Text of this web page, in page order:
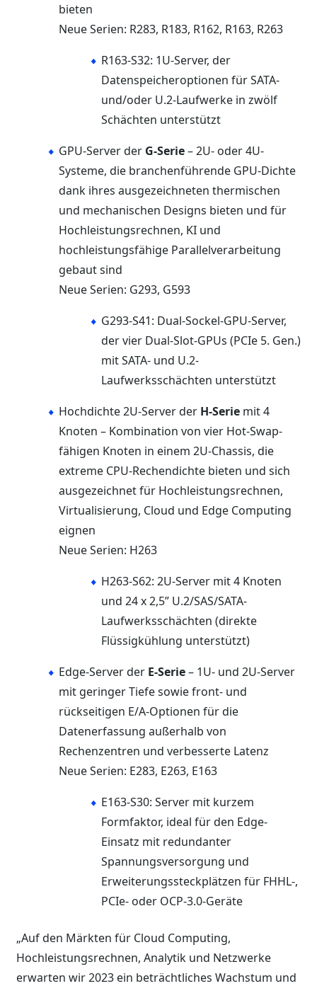
bieten
Neue Serien: R283, R183, R162, R163, R263
R163-S32: 1U-Server, der
Datenspeicheroptionen für SATA-
und/oder U.2-Laufwerke in zwölf
Schächten unterstützt
GPU-Server der G-Serie– 2U- oder 4U-
Systeme, die branchenführende GPU-Dichte
dank ihres ausgezeichneten thermischen
und mechanischen Designs bieten und für
Hochleistungsrechnen, KI und
hochleistungsfähige Parallelverarbeitung
gebaut sind
Neue Serien: G293, G593
G293-S41: Dual-Sockel-GPU-Server,
der vier Dual-Slot-GPUs (PCIe 5. Gen.)
mit SATA- und U.2-
Laufwerksschächten unterstützt
Hochdichte 2U-Server der H-Serie mit 4
Knoten – Kombination von vier Hot-Swap-
fähigen Knoten in einem 2U-Chassis, die
extreme CPU-Rechendichte bieten und sich
ausgezeichnet für Hochleistungsrechnen,
Virtualisierung, Cloud und Edge Computing
eignen
Neue Serien: H263
H263-S62: 2U-Server mit 4 Knoten
und 24 x 2,5” U.2/SAS/SATA-
Laufwerksschächten (direkte
Flüssigkühlung unterstützt)
Edge-Server der E-Serie– 1U- und 2U-Server
mit geringer Tiefe sowie front- und
rückseitigen E/A-Optionen für die
Datenerfassung außerhalb von
Rechenzentren und verbesserte Latenz
Neue Serien: E283, E263, E163
E163-S30: Server mit kurzem
Formfaktor, ideal für den Edge-
Einsatz mit redundanter
Spannungsversorgung und
Erweiterungssteckplätzen für FHHL-,
PCIe- oder OCP-3.0-Geräte
„Auf den Märkten für Cloud Computing,
Hochleistungsrechnen, Analytik und Netzwerke
erwarten wir 2023 ein beträchtliches Wachstum und